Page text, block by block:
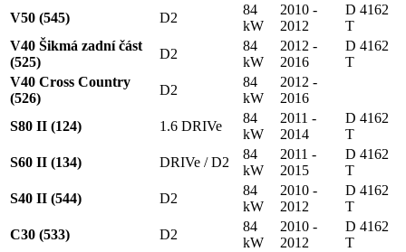
V50 (545)
D2
84
kW
2010 -
2012
D 4162
T
V40 Šikmá zadní část
(525)
D2
84
kW
2012 -
2016
D 4162
T
V40 Cross Country
(526)
D2
84
kW
2012 -
2016
S80 II (124)
1.6 DRIVe
84
kW
2011 -
2014
D 4162
T
S60 II (134)
DRIVe / D2
84
kW
2011 -
2015
D 4162
T
S40 II (544)
D2
84
kW
2010 -
2012
D 4162
T
C30 (533)
D2
84
kW
2010 -
2012
D 4162
T